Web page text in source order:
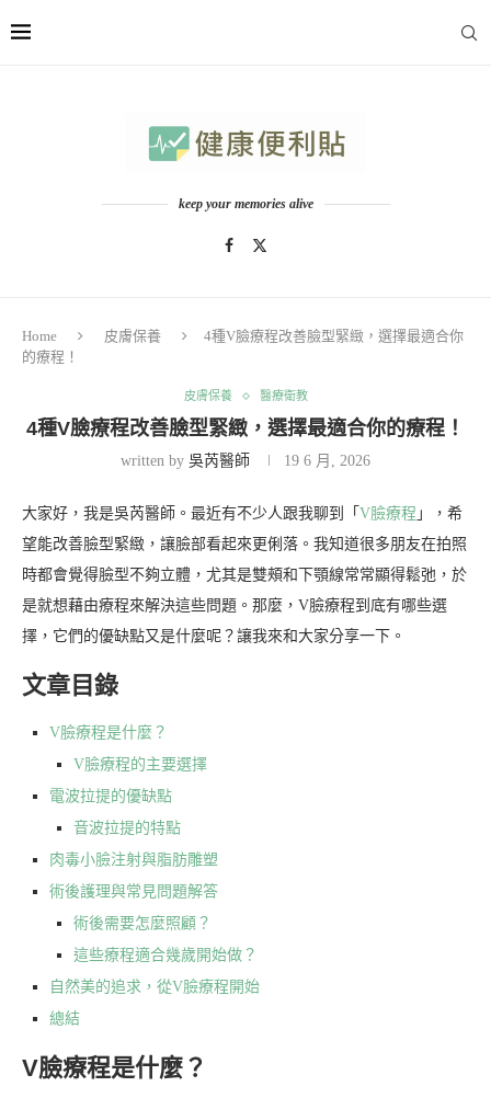
keep your memories alive
Home 皮膚保養
4種V臉療程改善臉型緊緻，選擇最適合你
的療程！
皮膚保養 醫療衛教
4種V臉療程改善臉型緊緻，選擇最適合你的療程！
written by 吳芮醫師 19 6 月, 2026
大家好，我是吳芮醫師。最近有不少人跟我聊到「 V臉療程 」，希
望能改善臉型緊緻，讓臉部看起來更俐落。我知道很多朋友在拍照
時都會覺得臉型不夠立體，尤其是雙頰和下顎線常常顯得鬆弛，於
是就想藉由療程來解決這些問題。那麼，V臉療程到底有哪些選
擇，它們的優缺點又是什麼呢？讓我來和大家分享一下。
文章目錄
V臉療程是什麼？
V臉療程的主要選擇
電波拉提的優缺點
音波拉提的特點
肉毒小臉注射與脂肪雕塑
術後護理與常見問題解答
術後需要怎麼照顧？
這些療程適合幾歲開始做？
自然美的追求，從V臉療程開始
總結
V臉療程是什麼？